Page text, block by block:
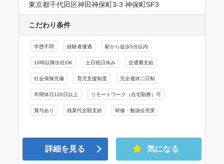
東京都千代田区神田神保町3-3 神保町SF3
こだわり条件
学歴不問 経験者優遇 駅から徒歩5分以内
10時以降出社OK 土日祝日休み 交通費支給
社会保険完備 育児支援制度 完全週休二日制
年間休日120日以上 リモートワーク（在宅勤務）可
賞与あり 残業代全額支給 研修・勉強会充実
詳細を見る 気になる